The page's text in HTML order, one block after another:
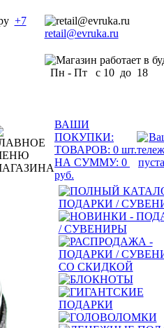
+7
retail@evruka.ru
Пн - Пт с 10 до 18
ВАШИ
ПОКУПКИ:
ТОВАРОВ: 0 шт.
НА СУММУ: 0
руб.